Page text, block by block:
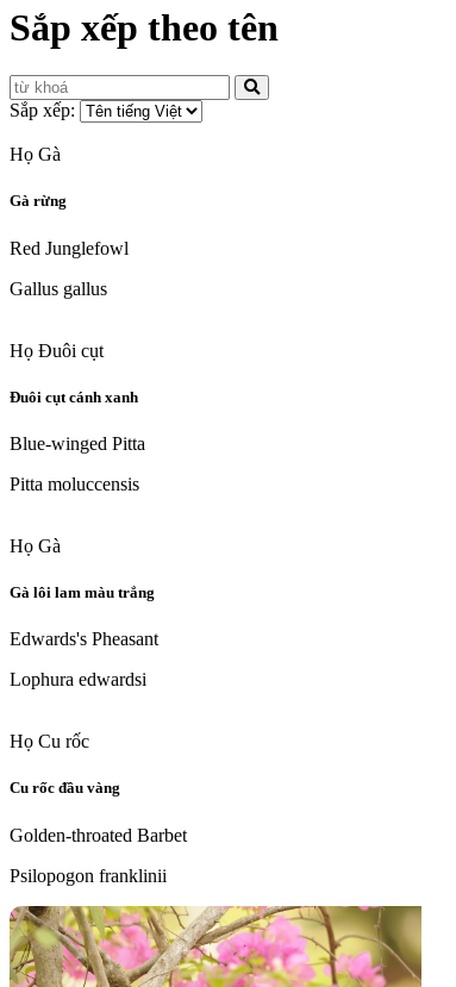
Sắp xếp theo tên
Sắp xếp:
Họ Gà
Gà rừng
Red Junglefowl
Gallus gallus
Họ Đuôi cụt
Đuôi cụt cánh xanh
Blue-winged Pitta
Pitta moluccensis
Họ Gà
Gà lôi lam màu trắng
Edwards's Pheasant
Lophura edwardsi
Họ Cu rốc
Cu rốc đầu vàng
Golden-throated Barbet
Psilopogon franklinii